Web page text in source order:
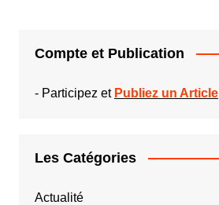
Compte et Publication
- Participez et Publiez un Article
Les Catégories
Actualité